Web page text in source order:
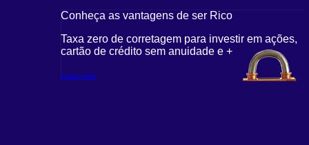
Conheça as vantagens de ser Rico
Taxa zero de corretagem para investir em ações,
cartão de crédito sem anuidade e +
Saiba mais